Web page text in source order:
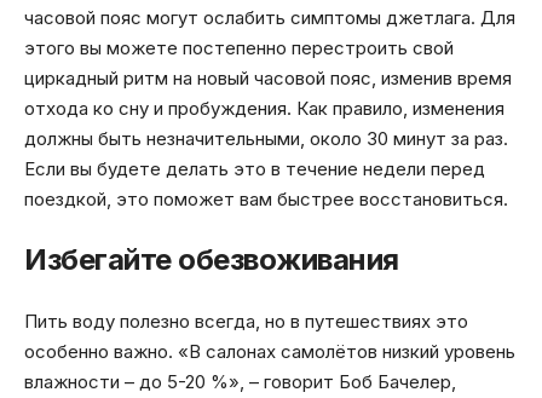
часовой пояс могут ослабить симптомы джетлага. Для
этого вы можете постепенно перестроить свой
циркадный ритм на новый часовой пояс, изменив время
отхода ко сну и пробуждения. Как правило, изменения
должны быть незначительными, около 30 минут за раз.
Если вы будете делать это в течение недели перед
поездкой, это поможет вам быстрее восстановиться.
Избегайте обезвоживания
Пить воду полезно всегда, но в путешествиях это
особенно важно. «В салонах самолётов низкий уровень
влажности – до 5-20 %», – говорит Боб Бачелер,